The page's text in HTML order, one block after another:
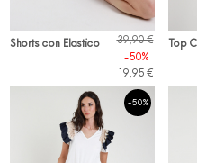
Shorts con Elastico
39,90 €
-50%
19,95 €
Top
-50%